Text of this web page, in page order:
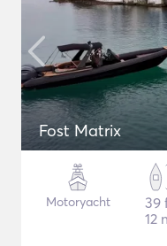
Fost Matrix
Motoryacht
39
12